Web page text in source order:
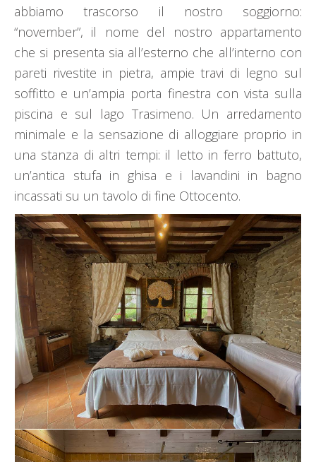
abbiamo trascorso il nostro soggiorno:
“november”, il nome del nostro appartamento
che si presenta sia all’esterno che all’interno con
pareti rivestite in pietra, ampie travi di legno sul
soffitto e un’ampia porta finestra con vista sulla
piscina e sul lago Trasimeno. Un arredamento
minimale e la sensazione di alloggiare proprio in
una stanza di altri tempi: il letto in ferro battuto,
un’antica stufa in ghisa e i lavandini in bagno
incassati su un tavolo di fine Ottocento.